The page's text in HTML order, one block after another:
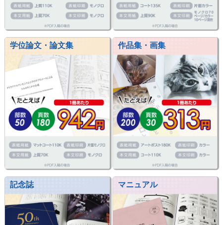
学位論文・論文集 作品集・画集
記念誌 マニュアル